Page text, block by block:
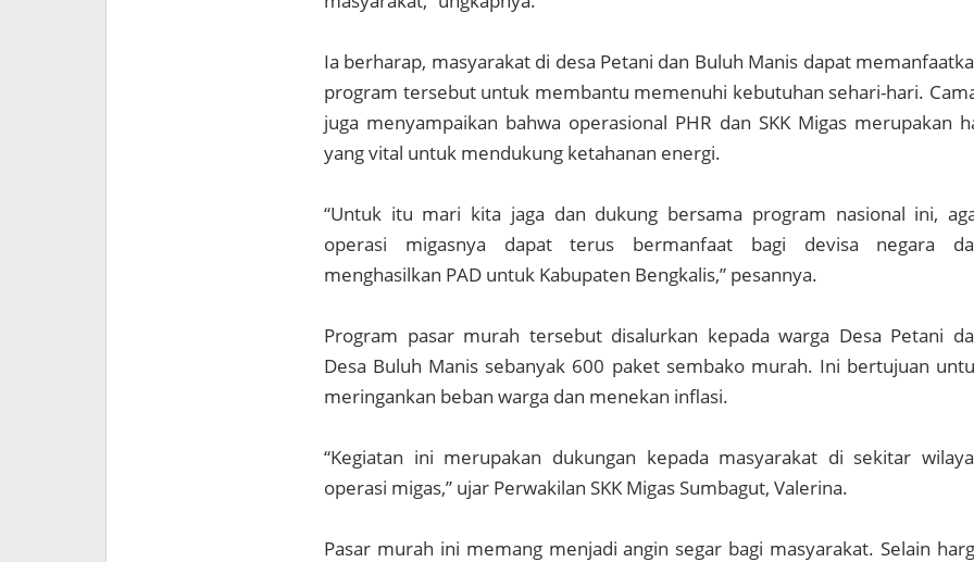
Ia berharap, masyarakat di desa Petani dan Buluh Manis dapat
program tersebut untuk membantu memenuhi kebutuhan sehari-hari.
juga menyampaikan bahwa operasional PHR dan SKK Migas merupakan
yang vital untuk mendukung ketahanan energi.
“Untuk itu mari kita jaga dan dukung bersama program nasional ini,
operasi migasnya dapat terus bermanfaat bagi devisa negara
menghasilkan PAD untuk Kabupaten Bengkalis,” pesannya.
Program pasar murah tersebut disalurkan kepada warga Desa Petani
Desa Buluh Manis sebanyak 600 paket sembako murah. Ini bertujuan
meringankan beban warga dan menekan inflasi.
“Kegiatan ini merupakan dukungan kepada masyarakat di sekitar
operasi migas,” ujar Perwakilan SKK Migas Sumbagut, Valerina.
Pasar murah ini memang menjadi angin segar bagi masyarakat. Selain